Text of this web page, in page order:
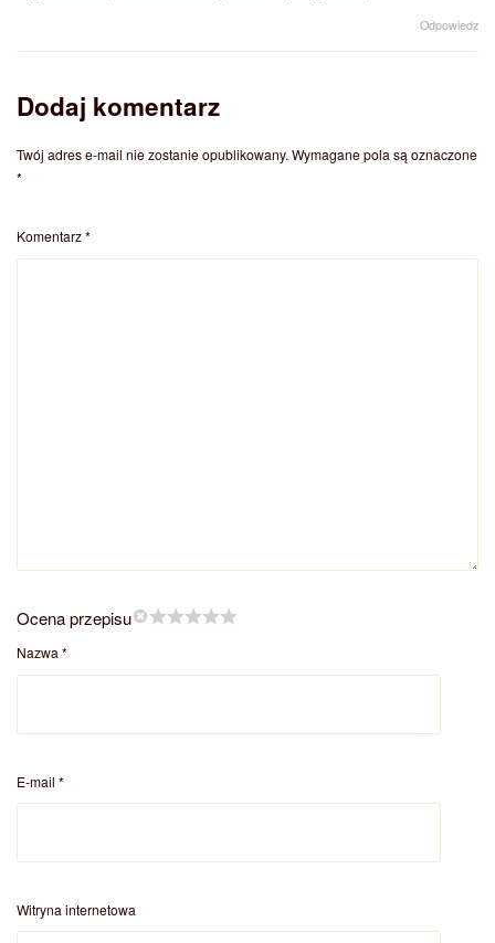
Odpowiedz
Dodaj komentarz
Twój adres e-mail nie zostanie opublikowany. Wymagane pola są oznaczone
*
Komentarz*
Ocena przepisu
Nazwa*
E-mail *
Witryna internetowa